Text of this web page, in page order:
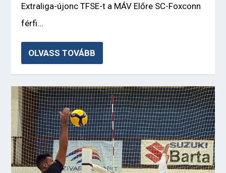
Extraliga-újonc TFSE-t a MÁV Előre SC-Foxconn
férfi...
OLVASS TOVÁBB